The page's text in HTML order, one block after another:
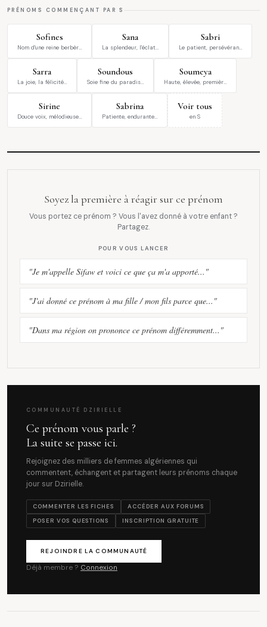
PRÉNOMS COMMENÇANT PAR S
Sofines
Nom d'une reine berbèr…
Sana
La splendeur, l'éclat…
Sabri
Le patient, persévéran…
Sarra
La joie, la félicité…
Soundous
Soie fine du paradis…
Soumeya
Haute, élevée, premièr…
Sirine
Douce voix, mélodieuse…
Sabrina
Patiente, endurante…
Voir tous
en S
Soyez la première à réagir sur ce prénom
Vous portez ce prénom ? Vous l'avez donné à votre enfant ?
Partagez.
POUR VOUS LANCER
"Je m'appelle Sifaw et voici ce que ça m'a apporté..."
"J'ai donné ce prénom à ma fille / mon fils parce que..."
"Dans ma région on prononce ce prénom différemment..."
COMMUNAUTÉ DZIRIELLE
Ce prénom vous parle ?
La suite se passe ici.
Rejoignez des milliers de femmes algériennes qui
commentent, échangent et partagent leurs prénoms chaque
jour sur Dzirielle.
COMMENTER LES FICHES
ACCÉDER AUX FORUMS
POSER VOS QUESTIONS
INSCRIPTION GRATUITE
REJOINDRE LA COMMUNAUTÉ
Déjà membre ? Connexion